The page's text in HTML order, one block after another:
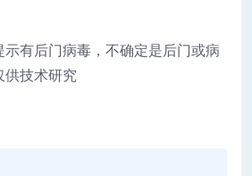
有后门病毒，不确定是后门或病
供技术研究